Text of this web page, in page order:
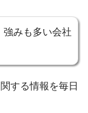
強みも多い会社
する情報を毎日